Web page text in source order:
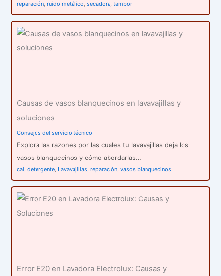
reparación,ruido metálico,secadora,tambor
Causas de vasos blanquecinos en lavavajillas y
soluciones
Consejos del servicio técnico
Explora las razones por las cuales tu lavavajillas deja los
vasos blanquecinos y cómo abordarlas…
cal,detergente, Lavavajillas,reparación,vasos blanquecinos
Error E20 en Lavadora Electrolux: Causas y